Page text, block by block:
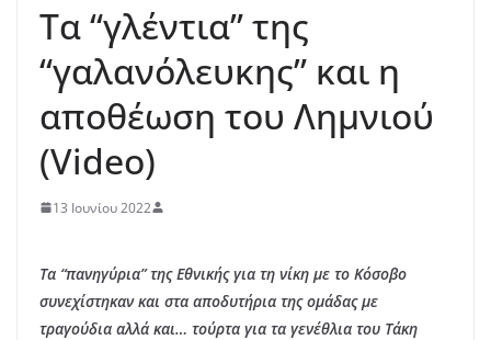
Τα “γλέντια” της
“γαλανόλευκης” και η
αποθέωση του Λημνιού
(Video)
13 Ιουνίου 2022
Τα “πανηγύρια” της Εθνικής για τη νίκη με το Κόσοβο
συνεχίστηκαν και στα αποδυτήρια της ομάδας με
τραγούδια αλλά και… τούρτα για τα γενέθλια του Τάκη